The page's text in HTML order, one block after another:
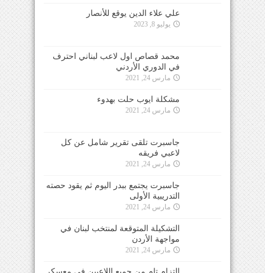
علي علاء الدين يوقع للأنصار
يوليو 8, 2023
محمد قصاص اول لاعب لبناني احترف
في الدوري الأردني
مارس 24, 2021
مشكلة ايوب حلت بهدوء
مارس 24, 2021
جاسبرت تلقى تقرير شامل عن كل
لاعبي فريقه
مارس 24, 2021
جاسبرت يجتمع ببدر اليوم ثم يقود حصته
التدريبية الأولى
مارس 24, 2021
التشكيلة المتوقعة لمنتخب لبنان في
مواجهة الأردن
مارس 24, 2021